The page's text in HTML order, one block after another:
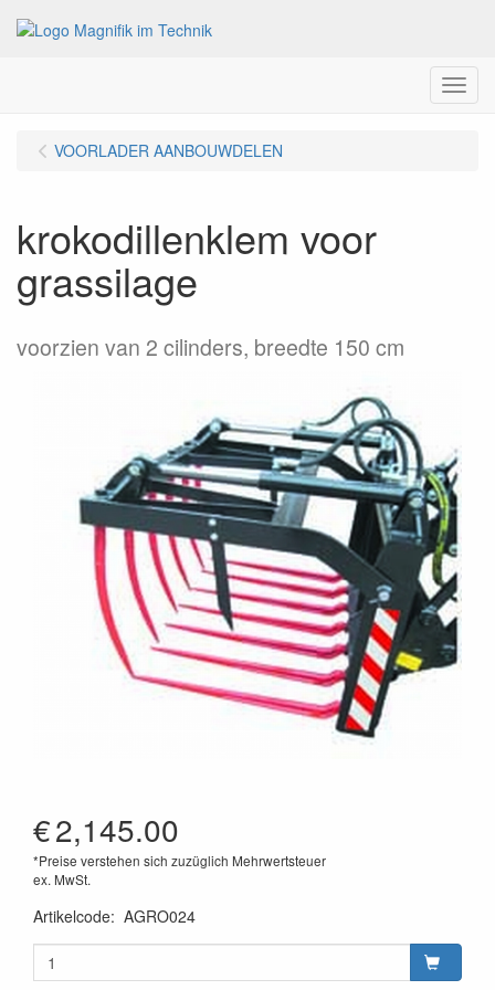
Menu
VOORLADER AANBOUWDELEN
krokodillenklem voor
grassilage
voorzien van 2 cilinders, breedte 150 cm
€2,145.00
*Preise verstehen sich zuzüglich Mehrwertsteuer
ex. MwSt.
Artikelcode: AGRO024